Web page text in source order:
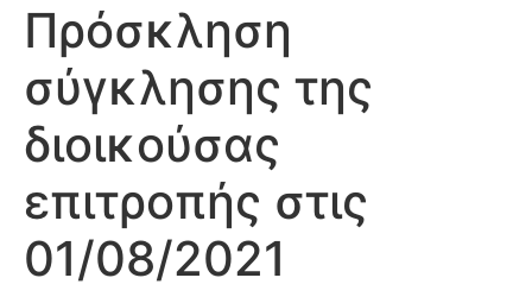
Πρόσκληση
σύγκλησης της
διοικούσας
επιτροπής στις
01/08/2021